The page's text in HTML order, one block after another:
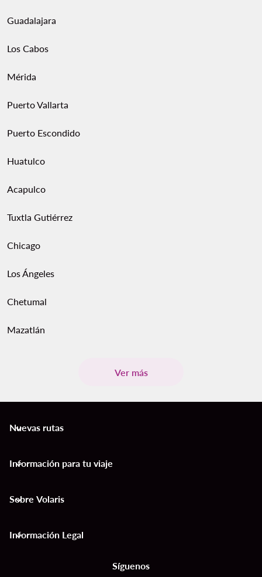
Guadalajara
Los Cabos
Mérida
Puerto Vallarta
Puerto Escondido
Huatulco
Acapulco
Tuxtla Gutiérrez
Chicago
Los Ángeles
Chetumal
Mazatlán
Ver más
Nuevas rutas
keyboard_arrow_down
Información para tu viaje
keyboard_arrow_down
Sobre Volaris
keyboard_arrow_down
Información Legal
keyboard_arrow_down
Síguenos